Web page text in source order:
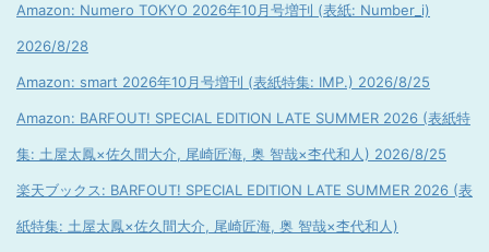
Amazon: Numero TOKYO 2026年10月号増刊 (表紙: Number_i)
2026/8/28
Amazon: smart 2026年10月号増刊 (表紙特集: IMP.) 2026/8/25
Amazon: BARFOUT! SPECIAL EDITION LATE SUMMER 2026 (表紙特
集: 土屋太鳳×佐久間大介, 尾崎匠海, 奥 智哉×杢代和人) 2026/8/25
楽天ブックス: BARFOUT! SPECIAL EDITION LATE SUMMER 2026 (表
紙特集: 土屋太鳳×佐久間大介, 尾崎匠海, 奥 智哉×杢代和人)